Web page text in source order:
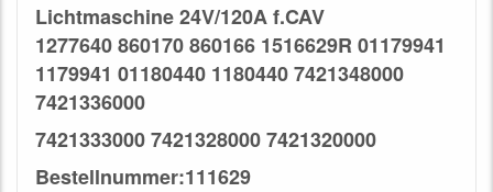
Lichtmaschine 24V/120A f.CAV
1277640860170 860166 1516629R 01179941
1179941 01180440 11804407421348000
7421336000
7421333000 7421328000 7421320000
Bestellnummer:111629